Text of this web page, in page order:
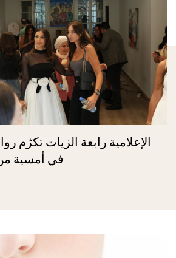
الإعلامية رابعة الزيات تكرّم
في أمسية من